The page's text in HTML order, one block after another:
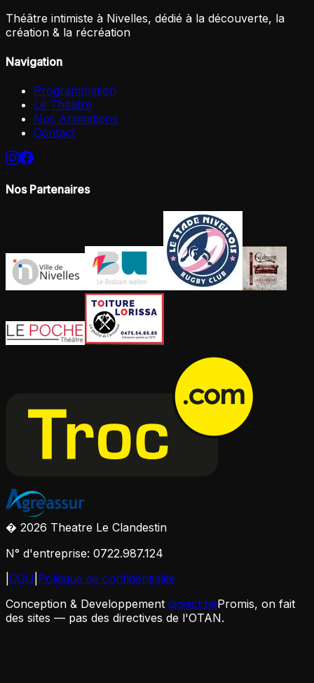
Théâtre intimiste à Nivelles, dédié à la découverte, la
création & la récréation
Navigation
Programmation
Le Theatre
Nos Animations
Contact
Nos Partenaires
� 2026 Theatre Le Clandestin
N° d'entreprise: 0722.987.124
CGU Politique de confidentialite
Conception & Developpement digiact.bePromis, on fait
des sites — pas des directives de l'OTAN.